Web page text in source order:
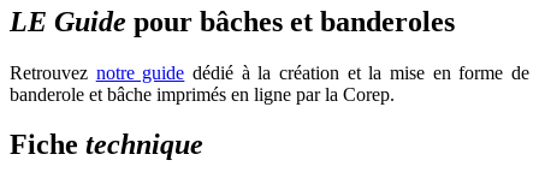
LE Guide pour bâches et banderoles
Retrouvez notre guide dédié à la création et la mise en forme de
banderole et bâche imprimés en ligne par la Corep.
Fiche technique